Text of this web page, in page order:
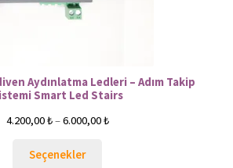
Aydınlatma Ledleri – Adım Takip
Smart Led Stairs
4.200,00₺–6.000,00₺
Seçenekler